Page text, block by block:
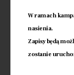
leczenia.
W ramach
nasienia.
Zapisy będą
zostanie